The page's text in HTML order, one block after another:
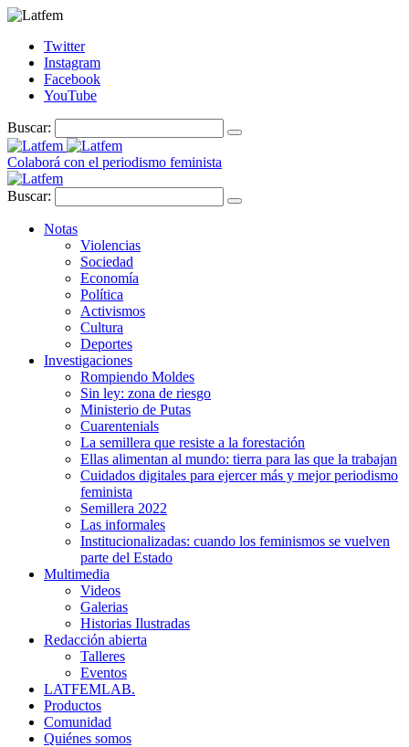
Twitter
Instagram
Facebook
YouTube
Buscar:
Colaborá con el periodismo feminista
Buscar:
Notas
Violencias
Sociedad
Economía
Política
Activismos
Cultura
Deportes
Investigaciones
Rompiendo Moldes
Sin ley: zona de riesgo
Ministerio de Putas
Cuarentenials
La semillera que resiste a la forestación
Ellas alimentan al mundo: tierra para las que la trabajan
Cuidados digitales para ejercer más y mejor periodismo
feminista
Semillera 2022
Las informales
Institucionalizadas: cuando los feminismos se vuelven
parte del Estado
Multimedia
Videos
Galerias
Historias Ilustradas
Redacción abierta
Talleres
Eventos
LATFEMLAB.
Productos
Comunidad
Quiénes somos